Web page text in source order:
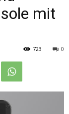
mit
0
723